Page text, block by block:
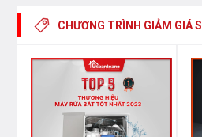
Tự
Nhanh
CHƯƠNG TRÌNH GIẢM GIÁ